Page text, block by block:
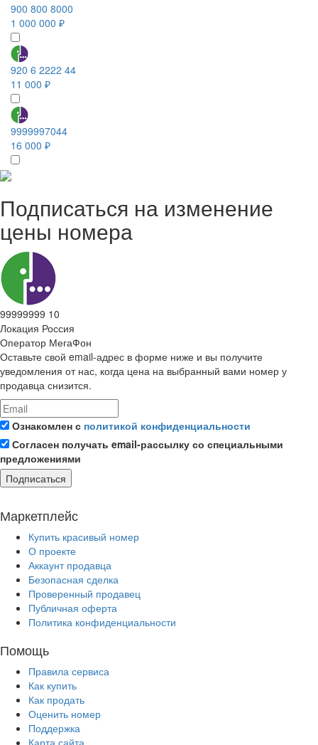
900 800 8000
1 000 000 ₽
920 6 2222 44
11 000 ₽
9999997044
16 000 ₽
Подписаться на изменение
цены номера
99999999 10
Локация Россия
Оператор МегаФон
Оставьте свой email-адрес в форме ниже и вы получите
уведомления от нас, когда цена на выбранный вами номер у
продавца снизится.
Ознакомлен с политикой конфиденциальности
Согласен получать email-рассылку со специальными
предложениями
Подписаться
Маркетплейс
Купить красивый номер
О проекте
Аккаунт продавца
Безопасная сделка
Проверенный продавец
Публичная оферта
Политика конфиденциальности
Помощь
Правила сервиса
Как купить
Как продать
Оценить номер
Поддержка
Карта сайта